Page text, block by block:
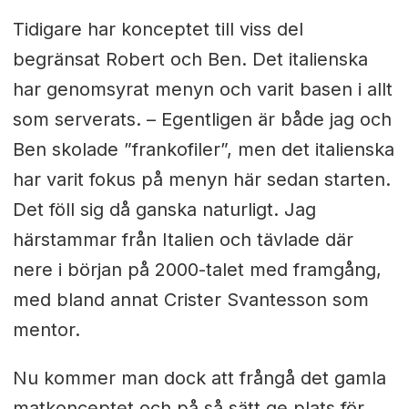
Tidigare har konceptet till viss del
begränsat Robert och Ben. Det italienska
har genomsyrat menyn och varit basen i allt
som serverats. – Egentligen är både jag och
Ben skolade ”frankofiler”, men det italienska
har varit fokus på menyn här sedan starten.
Det föll sig då ganska naturligt. Jag
härstammar från Italien och tävlade där
nere i början på 2000-talet med framgång,
med bland annat Crister Svantesson som
mentor.
Nu kommer man dock att frångå det gamla